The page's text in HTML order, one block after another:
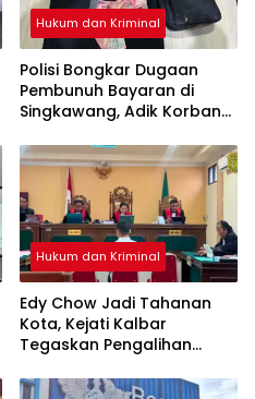
Hukum dan Kriminal
Polisi Bongkar Dugaan
Pembunuh Bayaran di
Singkawang, Adik Korban
Hukum dan Kriminal
Edy Chow Jadi Tahanan
Kota, Kejati Kalbar
Tegaskan Pengalihan
Hakim